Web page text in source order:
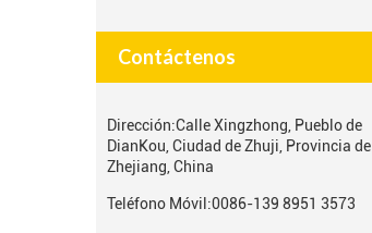
Contáctenos
Dirección:Calle Xingzhong, Pueblo de
DianKou, Ciudad de Zhuji, Provincia de
Zhejiang, China
Teléfono Móvil:0086-139 8951 3573